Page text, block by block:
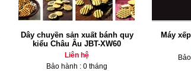
Dây chuyền sản xuất bánh quy
kiểu Châu Âu JBT-XW60
Liên hệ
Bảo hành : 0 tháng
Máy